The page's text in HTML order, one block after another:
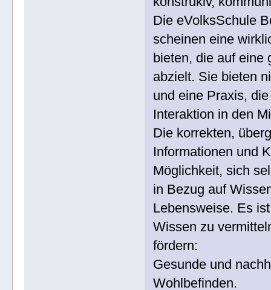
Die eVolksSchule
scheinen eine
bieten, die auf eine
abzielt. Sie bieten
und eine Praxis,
Interaktion in den
Die korrekten,
Informationen und
Möglichkeit, sich
in Bezug auf
Lebensweise. Es
Wissen zu
fördern:
Gesunde und
Wohlbefinden.